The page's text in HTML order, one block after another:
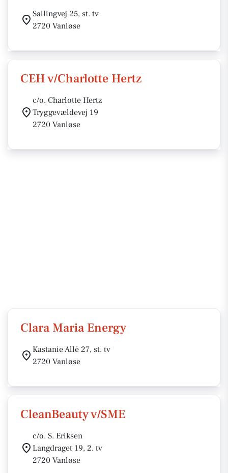
Sallingvej 25, st. tv
2720 Vanløse
CEH v/Charlotte Hertz
c/o. Charlotte Hertz
Tryggevældevej 19
2720 Vanløse
Clara Maria Energy
Kastanie Allé 27, st. tv
2720 Vanløse
CleanBeauty v/SME
c/o. S. Eriksen
Langdraget 19, 2. tv
2720 Vanløse